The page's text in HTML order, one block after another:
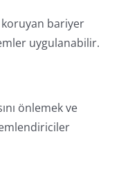
bariyer
uygulanabilir.
önlemek ve